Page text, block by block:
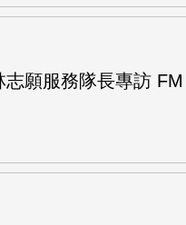
志願服務隊長專訪 FM